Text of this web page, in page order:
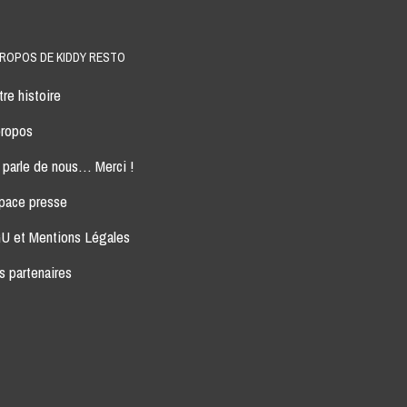
DE KIDDY RESTO
histoire
parle de nous… Merci !
presse
et Mentions Légales
partenaires